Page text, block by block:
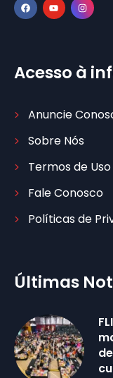
Acesso à
Anuncie
Sobre Nós
Termos de Uso
Fale Conosco
Políticas de
Últimas